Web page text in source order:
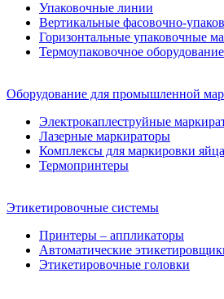
Упаковочные линии
Вертикальные фасовочно-
Горизонтальные упаковочные
Термоупаковочное
Оборудование для промышленной
Электрокаплеструйные
Лазерные маркираторы
Комплексы для маркировки яйца
Термопринтеры
Этикетировочные системы
Принтеры – аппликаторы
Автоматические
Этикетировочные головки